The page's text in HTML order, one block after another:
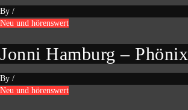
By /
Neu und hörenswert
Jonni Hamburg – Phönix
By /
Neu und hörenswert